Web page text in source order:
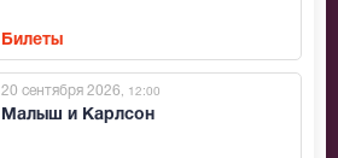
Билеты
Малыш и Карлсон
20 сентября 2026 , 12:00